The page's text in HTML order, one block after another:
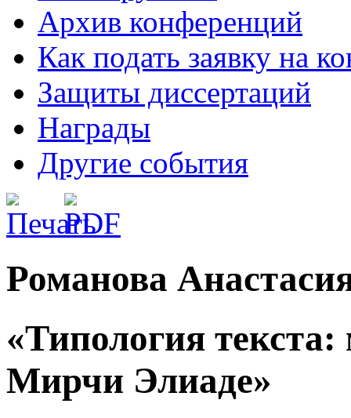
Архив конференций
Как подать заявку на
Защиты диссертаций
Награды
Другие события
Романова
«Типология
Мирчи Элиаде»